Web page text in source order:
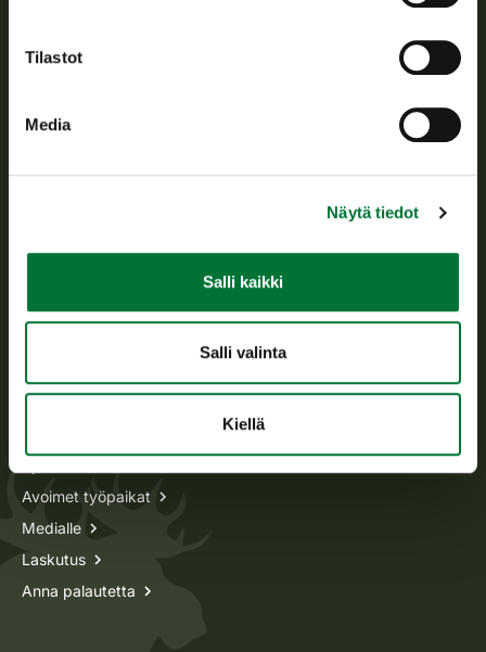
Tilastot
Media
Näytä tiedot
Salli kaikki
Salli valinta
Kiellä
Avoinna arkipäivisin klo 9-15.
asiakaspalvelu@riista.fi
Oma riista -asiat
Avoimet työpaikat
Medialle
Laskutus
Anna palautetta